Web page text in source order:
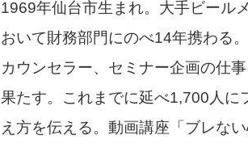
1969年仙台市生まれ。大手ビール
おいて財務部門にのべ14年携わる
カウンセラー、セミナー企画の仕
果たす。これまでに延べ1,700人に
え方を伝える。動画講座「ブレな